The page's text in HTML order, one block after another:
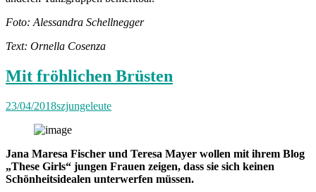
Foto: Alessandra Schellnegger
Text: Ornella Cosenza
Mit fröhlichen Brüsten
23/04/2018szjungeleute
Jana Maresa Fischer und Teresa Mayer wollen mit ihrem Blog
„These Girls“ jungen Frauen zeigen, dass sie sich keinen
Schönheitsidealen unterwerfen müssen.